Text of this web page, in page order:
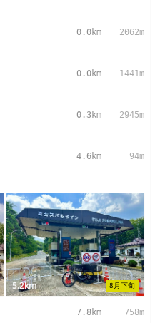
0.0km 2062m
0.0km 1441m
0.3km 2945m
4.6km 94m
8月下旬
5.2km
7.8km 758m